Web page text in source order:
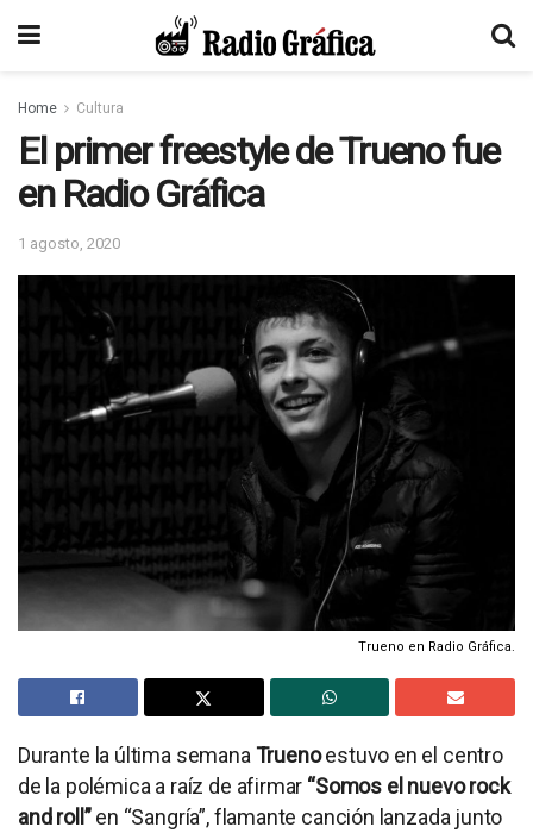
Home Cultura
El primer freestyle de Trueno fue
en Radio Gráfica
1 agosto, 2020
Trueno en Radio Gráfica.
Durante la última semana Truenoestuvo en el centro
de la polémica a raíz de afirmar “Somos el nuevo rock
and roll”en “Sangría”, flamante canción lanzada junto